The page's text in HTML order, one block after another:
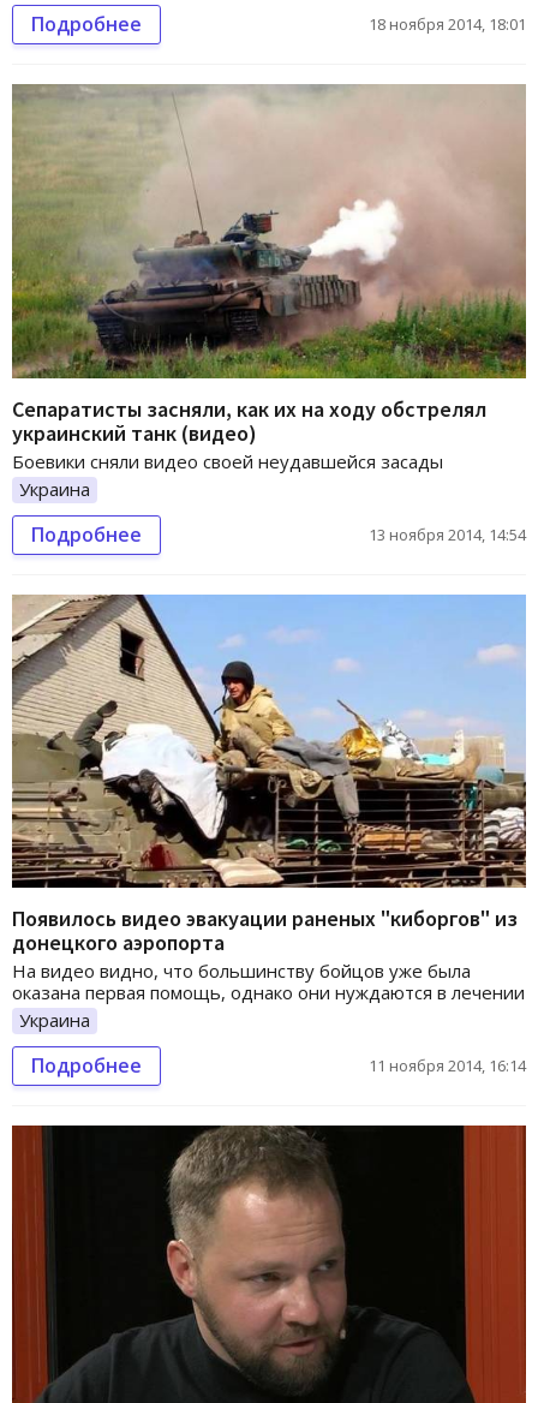
Подробнее 18 ноября 2014, 18:01
Сепаратисты засняли, как их на ходу обстрелял
украинский танк (видео)
Боевики сняли видео своей неудавшейся засады
Украина
Подробнее 13 ноября 2014, 14:54
Появилось видео эвакуации раненых "киборгов" из
донецкого аэропорта
На видео видно, что большинству бойцов уже была
оказана первая помощь, однако они нуждаются в лечении
Украина
Подробнее 11 ноября 2014, 16:14